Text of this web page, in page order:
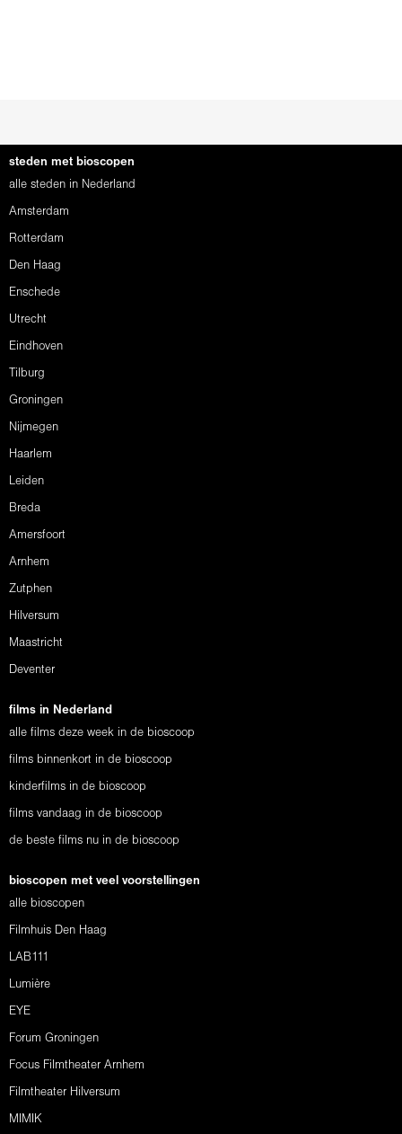
steden met bioscopen
alle steden in Nederland
Amsterdam
Rotterdam
Den Haag
Enschede
Utrecht
Eindhoven
Tilburg
Groningen
Nijmegen
Haarlem
Leiden
Breda
Amersfoort
Arnhem
Zutphen
Hilversum
Maastricht
Deventer
films in Nederland
alle films deze week in de bioscoop
films binnenkort in de bioscoop
kinderfilms in de bioscoop
films vandaag in de bioscoop
de beste films nu in de bioscoop
bioscopen met veel voorstellingen
alle bioscopen
Filmhuis Den Haag
LAB111
Lumière
EYE
Forum Groningen
Focus Filmtheater Arnhem
Filmtheater Hilversum
MIMIK